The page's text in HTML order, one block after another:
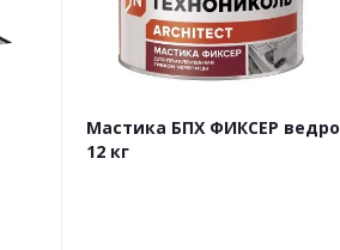
Мастика БПХ ФИКСЕР ведро
12 кг